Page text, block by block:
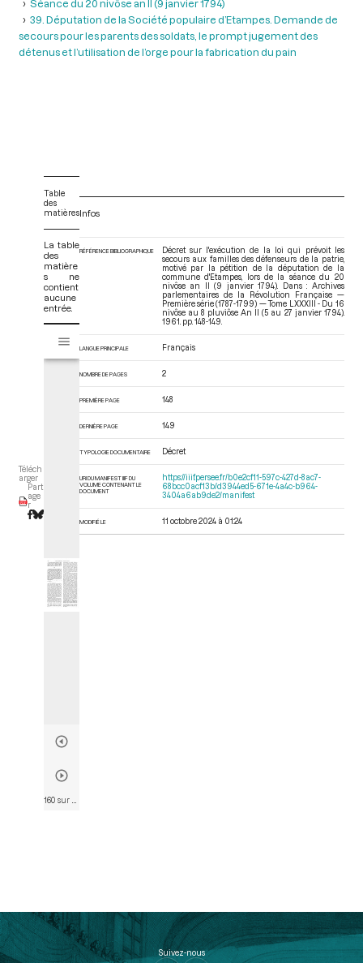
Séance du 20 nivôse an II (9 janvier 1794)
39. Députation de la Société populaire d’Etampes. Demande de
secours pour les parents des soldats, le prompt jugement des
détenus et l’utilisation de l’orge pour la fabrication du pain
Téléch
arger
Part
age
r
Table
des
matières
La table
des
matière
s ne
contient
aucune
entrée.
s
i
d
o
r
Infos
RÉFÉRENCE BIBLIOGRAPHIQUE
Décret sur l'exécution de la loi qui prévoit les
secours aux familles des défenseurs de la patrie,
motivé par la pétition de la députation de la
commune d'Etampes, lors de la séance du 20
nivôse an II (9 janvier 1794). Dans : Archives
parlementaires de la Révolution Française —
Première série (1787-1799) — Tome LXXXIII - Du 16
nivôse au 8 pluviôse An II (5 au 27 janvier 1794).
1961. pp. 148-149.
LANGUE PRINCIPALE Français
NOMBRE DE PAGES 2
PREMIÈRE PAGE 148
DERNIÈRE PAGE 149
TYPOLOGIE DOCUMENTAIRE Décret
URI DU MANIFEST IIIF DU
VOLUME CONTENANT LE
DOCUMENT
https://iiif.persee.fr/b0e2cf11-597c-427d-8ac7-
68bcc0acf13b/d3944ed5-671e-4a4c-b964-
3404a6ab9de2/manifest
MODIFIÉ LE 11 octobre 2024 à 01:24
Suivez-nous